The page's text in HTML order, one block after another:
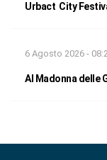
Urbact City
6 Agosto 2026 -
Al Madonna delle